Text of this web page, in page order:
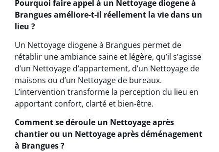
Pourquoi faire appel à un Nettoyage diogene à
Brangues améliore-t-il réellement la vie dans un
lieu ?
Un Nettoyage diogene à Brangues permet de
rétablir une ambiance saine et légère, qu’il s’agisse
d’un Nettoyage d’appartement, d’un Nettoyage de
maisons ou d’un Nettoyage de bureaux.
L’intervention transforme la perception du lieu en
apportant confort, clarté et bien-être.
Comment se déroule un Nettoyage après
chantier ou un Nettoyage après déménagement
à Brangues ?